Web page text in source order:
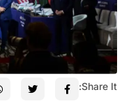
Share It: